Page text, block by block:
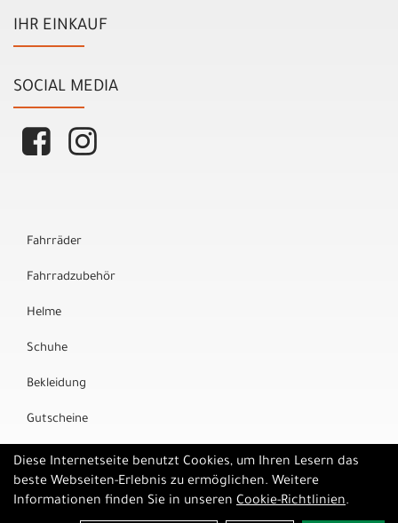
IHR EINKAUF
SOCIAL MEDIA
Fahrräder
Fahrradzubehör
Helme
Schuhe
Bekleidung
Gutscheine
Marken
Diese Internetseite benutzt Cookies, um Ihren Lesern das
beste Webseiten-Erlebnis zu ermöglichen. Weitere
Informationen finden Sie in unseren Cookie-Richtlinien.